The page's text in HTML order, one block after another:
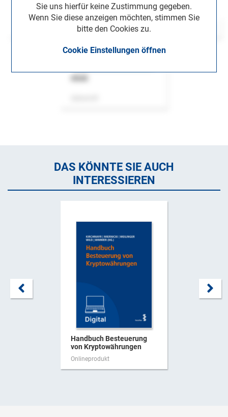
Sie uns hierfür keine Zustimmung gegeben.
Wenn Sie diese anzeigen möchten, stimmen Sie
bitte den Cookies zu.
Cookie Einstellungen öffnen
ASok
DAS KÖNNTE SIE AUCH
INTERESSIEREN
Handbuch Besteuerung
von Kryptowährungen
Onlineprodukt